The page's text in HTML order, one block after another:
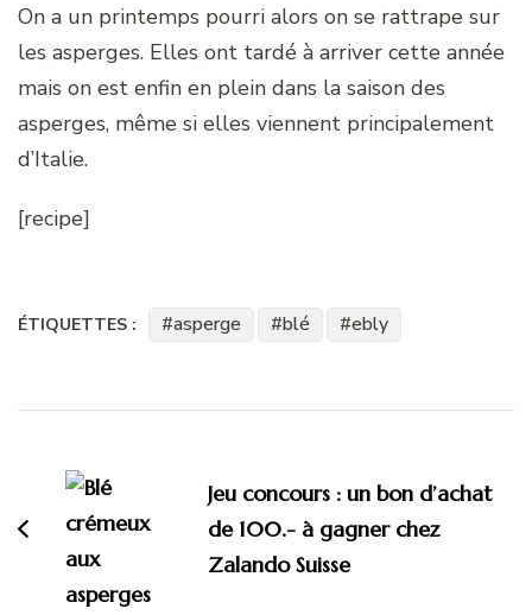
On a un printemps pourri alors on se rattrape sur
les asperges. Elles ont tardé à arriver cette année
mais on est enfin en plein dans la saison des
asperges, même si elles viennent principalement
d’Italie.
[recipe]
ÉTIQUETTES : asperge blé ebly
d'article
Jeu concours : un bon d’achat
de 100.- à gagner chez
Zalando Suisse